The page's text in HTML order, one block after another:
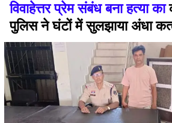
विवाहेत्तर प्रेम संबंध बना हत्या का
पुलिस ने घंटों में सुलझाया अंधा